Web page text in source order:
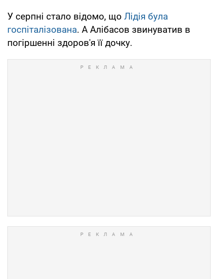
У серпні стало відомо, що Лідія була
госпіталізована. А Алібасов звинуватив в
погіршенні здоров'я її дочку.